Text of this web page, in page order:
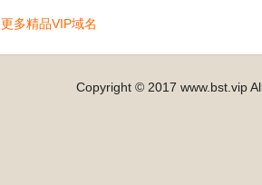
更多精品VIP域名
Copyright © 2017 www.bst.vip